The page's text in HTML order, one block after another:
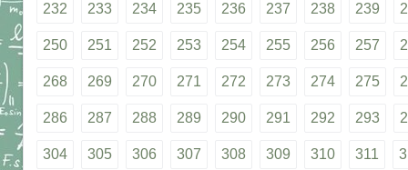
232 233 234 235 236 237 238 239
250 251 252 253 254 255 256 257
268 269 270 271 272 273 274 275
286 287 288 289 290 291 292 293
304 305 306 307 308 309 310 311